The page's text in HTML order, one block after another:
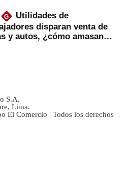
G
Utilidades de
disparan venta de
y autos, ¿cómo amasan
S.A.
Lima.
El Comercio | Todos los derechos